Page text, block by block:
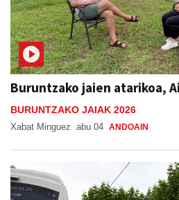
Buruntzako jaien atarikoa,
BURUNTZAKO JAIAK 2026
Xabat Minguez abu 04 ANDOAIN